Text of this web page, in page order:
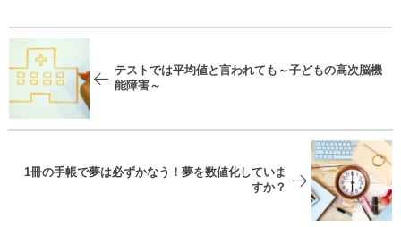
テストでは平均値と言われても～子どもの高次脳機
能障害～
1冊の手帳で夢は必ずかなう！夢を数値化していま
すか？